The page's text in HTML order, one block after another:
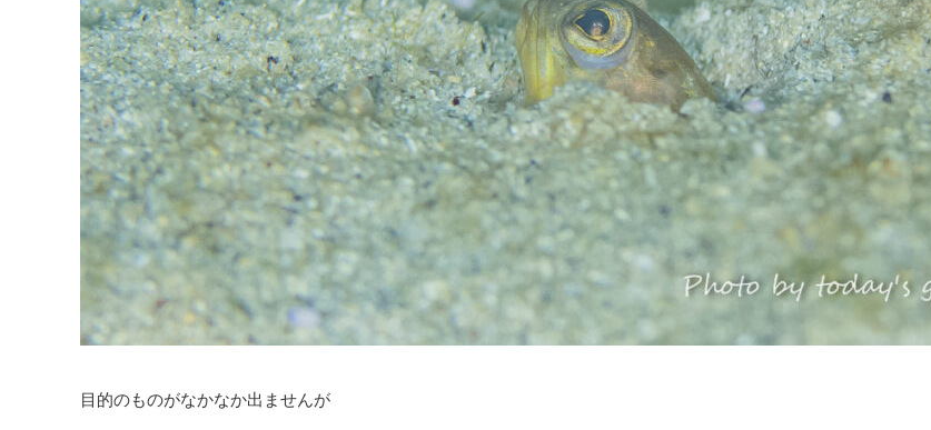
目的のものがなかなか出ませんが